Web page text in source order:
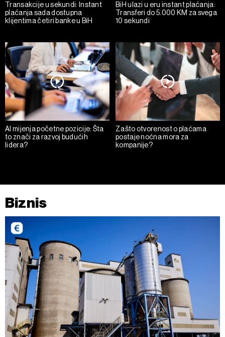
Transakcije u sekundi: Instant
plaćanja sada dostupna
klijentima četiri banke u BiH
BiH ulazi u eru instant plaćanja:
Transferi do 5.000 KM za svega
10 sekundi
AI mijenja početne pozicije: Šta
to znači za razvoj budućih
lidera?
Zašto otvorenost o plaćama
postaje noćna mora za
kompanije?
Biznis